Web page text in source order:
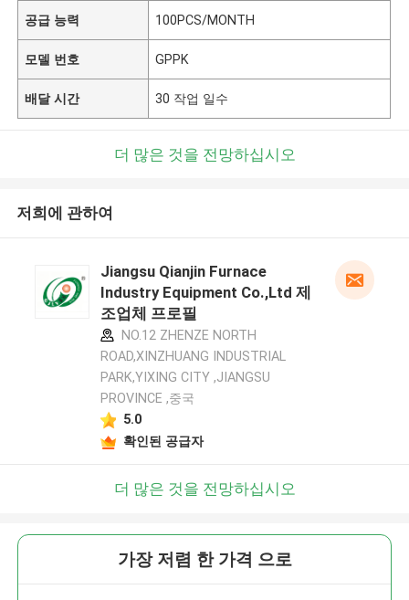
공급 능력 100PCS/MONTH
모델 번호 GPPK
배달 시간 30 작업 일수
더 많은 것을 전망하십시오
저희에 관하여
Jiangsu Qianjin Furnace
Industry Equipment Co.,Ltd 제
조업체 프로필
NO.12 ZHENZE NORTH
ROAD,XINZHUANG INDUSTRIAL
PARK,YIXING CITY ,JIANGSU
PROVINCE ,중국
5.0
확인된 공급자
더 많은 것을 전망하십시오
가장 저렴 한 가격 으로